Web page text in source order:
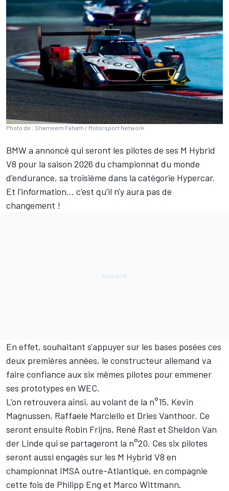
Photo de : Shameem Fahath / Motorsport Network
BMW a annoncé qui seront les pilotes de ses M Hybrid
V8 pour la saison 2026 du championnat du monde
d'endurance, sa troisième dans la catégorie Hypercar.
Et l'information... c'est qu'il n'y aura pas de
changement !
En effet, souhaitant s'appuyer sur les bases posées ces
deux premières années, le constructeur allemand va
faire confiance aux six mêmes pilotes pour emmener
ses prototypes en WEC.
L'on retrouvera ainsi, au volant de la n°15, Kevin
Magnussen, Raffaele Marciello et Dries Vanthoor. Ce
seront ensuite Robin Frijns, René Rast et Sheldon Van
der Linde qui se partageront la n°20. Ces six pilotes
seront aussi engagés sur les M Hybrid V8 en
championnat IMSA outre-Atlantique, en compagnie
cette fois de Philipp Eng et Marco Wittmann.